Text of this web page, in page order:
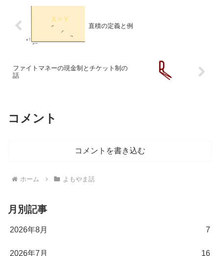
直積の定義と例
ファイトマネーの現金制とチケット制の
話
コメント
コメントを書き込む
ホーム よもやま話
月別記事
2026年8月 7
2026年7月 16